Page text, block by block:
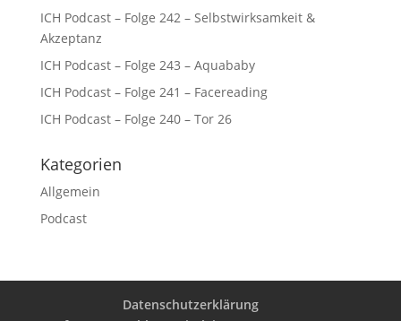
ICH Podcast – Folge 242 – Selbstwirksamkeit &
Akzeptanz
ICH Podcast – Folge 243 – Aquababy
ICH Podcast – Folge 241 – Facereading
ICH Podcast – Folge 240 – Tor 26
Kategorien
Allgemein
Podcast
Datenschutzerklärung